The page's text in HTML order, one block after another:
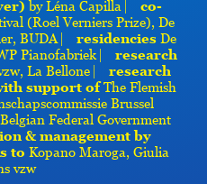
by Léna Capilla​ ⎸ ​ co-
(Roel Verniers Prize), De
BUDA​ ⎸
residencies De
Pianofabriek​ ⎸
research
La Bellone​ ⎸
research
support ofThe Flemish
Brussel
Federal Government
& management by
to Kopano Maroga, Giulia
vzw